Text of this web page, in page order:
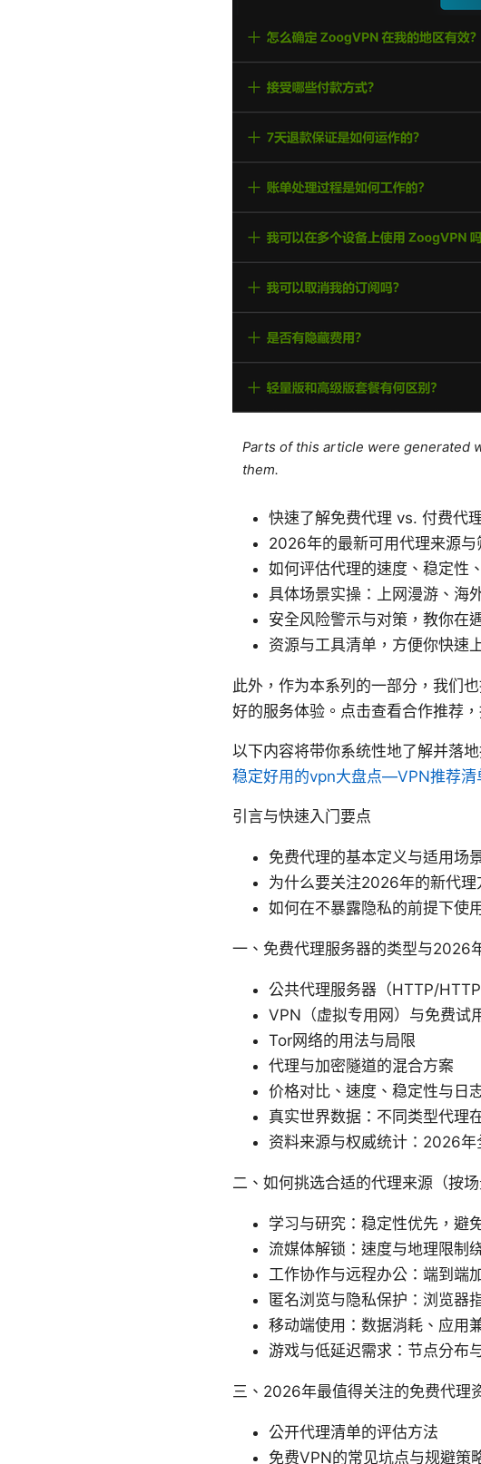
Parts of this article were generated
them.
快速了解免费代理 vs. 付费代
2026年的最新可用代理来源
如何评估代理的速度、稳定性
具体场景实操：上网漫游、海
安全风险警示与对策，教你在
资源与工具清单，方便你快速
此外，作为本系列的一部分，我们
好的服务体验。点击查看合作推荐
以下内容将带你系统性地了解并落
稳定好用的vpn大盘点—VPN推荐清
引言与快速入门要点
免费代理的基本定义与适用场
为什么要关注2026年的新代理
如何在不暴露隐私的前提下使
一、免费代理服务器的类型与2026
公共代理服务器（HTTP/
VPN（虚拟专用网）与免费试
Tor网络的用法与局限
代理与加密隧道的混合方案
价格对比、速度、稳定性与日
真实世界数据：不同类型代理
资料来源与权威统计：2026
二、如何挑选合适的代理来源（按场
学习与研究：稳定性优先，避
流媒体解锁：速度与地理限制
工作协作与远程办公：端到端
匿名浏览与隐私保护：浏览器
移动端使用：数据消耗、应用
游戏与低延迟需求：节点分布
三、2026年最值得关注的免费代理
公开代理清单的评估方法
免费VPN的常见坑点与规避策